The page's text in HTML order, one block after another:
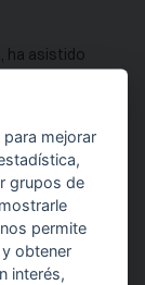
ha asistido
con
y la vida en
la tecnología
inclusión y
mejorar
grupos de
permite
obtener
interés,